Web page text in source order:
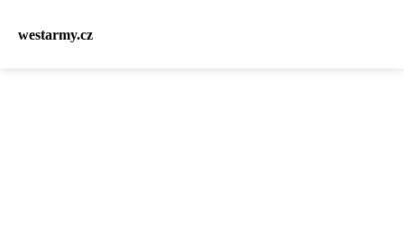
westarmy.cz